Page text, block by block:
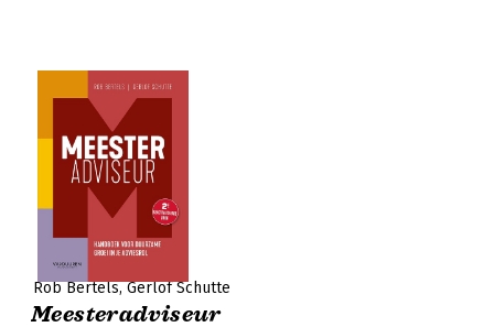
Rob Bertels Gerlof Schutte
Meesteradviseur